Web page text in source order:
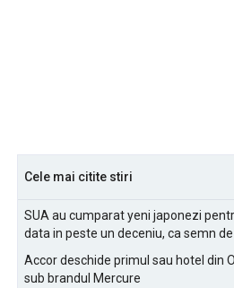
Cele mai citite stiri
SUA au cumparat yeni japonezi
data in peste un deceniu, ca semn de
Accor deschide primul sau hotel din
sub brandul Mercure